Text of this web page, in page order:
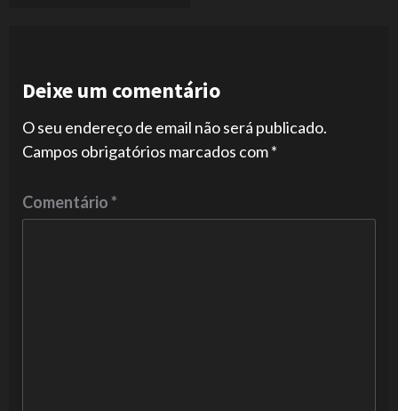
Deixe um comentário
O seu endereço de email não será publicado.
Campos obrigatórios marcados com*
Comentário*